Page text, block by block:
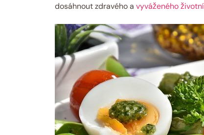
dosáhnout zdravého a vyváženého